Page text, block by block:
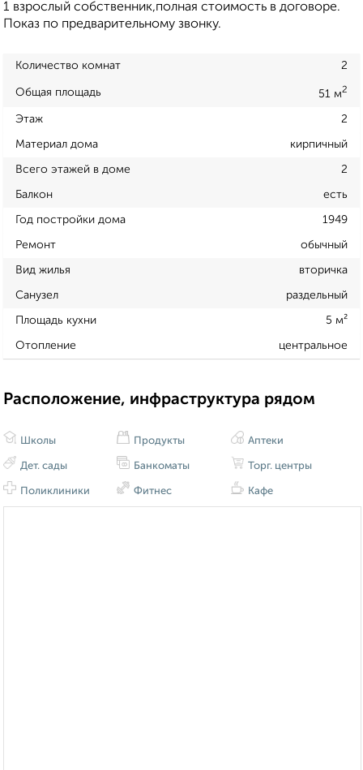
1 взрослый собственник,полная стоимость в договоре.
Показ по предварительному звонку.
Количество комнат 2
Общая площадь 51 м2
Этаж 2
Материал дома кирпичный
Всего этажей в доме 2
Балкон есть
Год постройки дома 1949
Ремонт обычный
Вид жилья вторичка
Санузел раздельный
Площадь кухни 5 м²
Отопление центральное
Расположение, инфраструктура рядом
Школы
Дет. сады
Поликлиники
Продукты
Банкоматы
Фитнес
Аптеки
Торг. центры
Кафе